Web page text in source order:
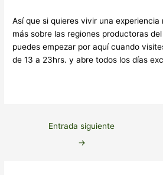
Así que si quieres vivir una
más sobre las regiones productoras
puedes empezar por aquí cuando
de 13 a 23hrs. y abre todos los días
Entrada siguiente
→